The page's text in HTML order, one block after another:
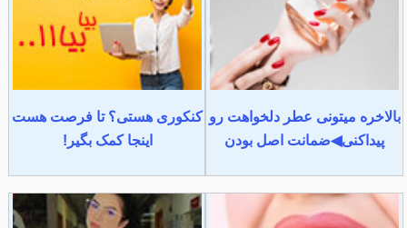
بالاخره میتونی عطر دلخواهت رو
پیداکنی◀ضمانت اصل بودن
کنکوری هستی؟ تا فرصت هست
اینجا کمک بگیر!